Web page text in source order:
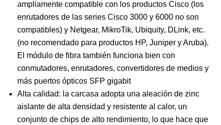
ampliamente compatible con los productos Cisco (los
enrutadores de las series Cisco 3000 y 6000 no son
compatibles) y Netgear, MikroTik, Ubiquity, DLink, etc.
(no recomendado para productos HP, Juniper y Aruba).
El módulo de fibra también funciona bien con
conmutadores, enrutadores, convertidores de medios y
más puertos ópticos SFP gigabit
Alta calidad: la carcasa adopta una aleación de zinc
aislante de alta densidad y resistente al calor, un
conjunto de chips de alto rendimiento, lo que hace que